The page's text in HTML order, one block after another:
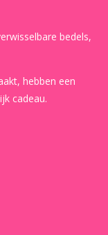
bedels,
hebben een
cadeau.